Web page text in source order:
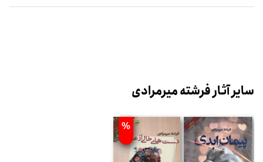
سایر آثار فرشته میرمرادی
%